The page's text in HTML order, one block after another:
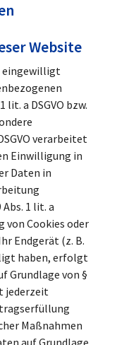
Website
eingewilligt
lit. a DSGVO bzw.
verarbeitet
Einwilligung in
Daten in
1 lit. a
von Cookies oder
Endgerät (z. B.
haben, erfolgt
Grundlage von §
jederzeit
Maßnahmen
auf Grundlage